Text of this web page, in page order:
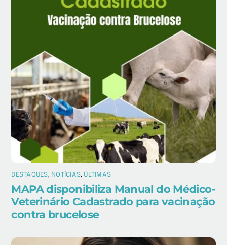
DESTAQUES, NOTÍCIAS, ÚLTIMAS
MAPA disponibiliza Manual do Médico-
Veterinário Cadastrado para vacinação
contra brucelose